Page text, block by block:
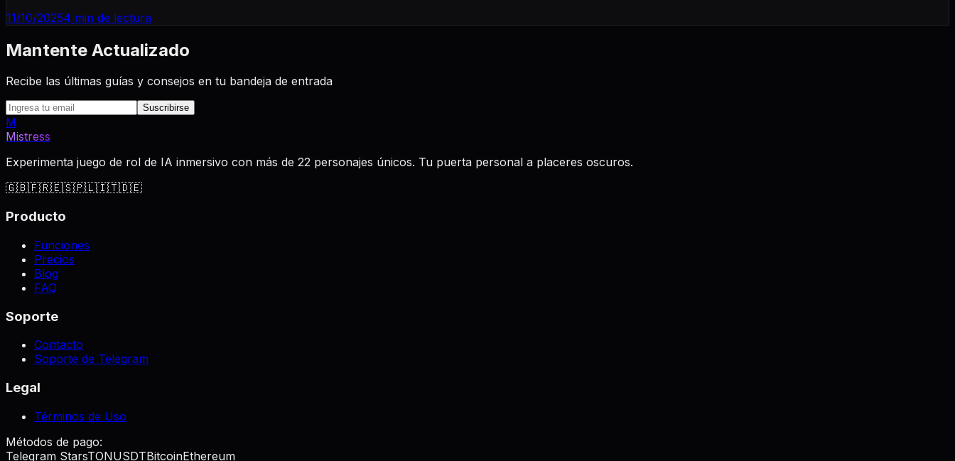
11/10/20254 min de lectura
Mantente Actualizado
Recibe las últimas guías y consejos en tu bandeja de entrada
Suscribirse
M
Mistress
Experimenta juego de rol de IA inmersivo con más de 22 personajes únicos. Tu puerta personal a placeres oscuros.
🇬🇧🇫🇷🇪🇸🇵🇱🇮🇹🇩🇪
Producto
Funciones
Precios
Blog
FAQ
Soporte
Contacto
Soporte de Telegram
Legal
Términos de Uso
Métodos de pago:
Telegram StarsTONUSDTBitcoinEthereum